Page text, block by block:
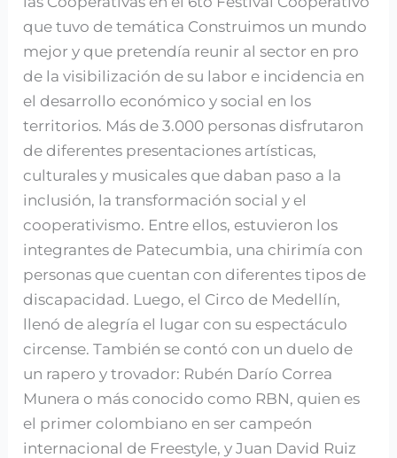
que tuvo de temática Construimos un mundo
mejor y que pretendía reunir al sector en pro
de la visibilización de su labor e incidencia en
el desarrollo económico y social en los
territorios. Más de 3.000 personas disfrutaron
de diferentes presentaciones artísticas,
culturales y musicales que daban paso a la
inclusión, la transformación social y el
cooperativismo. Entre ellos, estuvieron los
integrantes de Patecumbia, una chirimía con
personas que cuentan con diferentes tipos de
discapacidad. Luego, el Circo de Medellín,
llenó de alegría el lugar con su espectáculo
circense. También se contó con un duelo de
un rapero y trovador: Rubén Darío Correa
Munera o más conocido como RBN, quien es
el primer colombiano en ser campeón
internacional de Freestyle, y Juan David Ruiz